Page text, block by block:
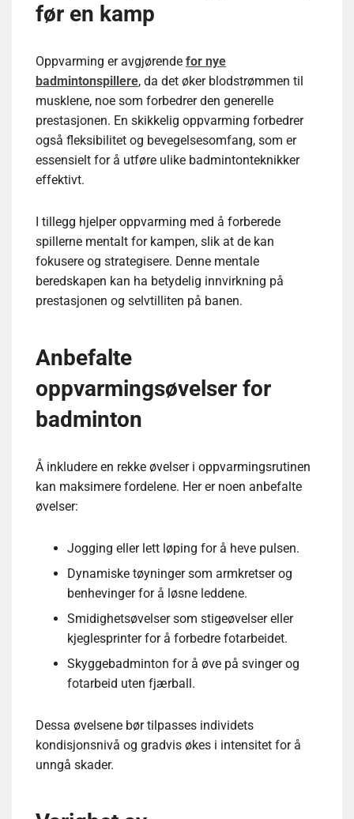
før en kamp
Oppvarming er avgjørende for nye
badmintonspillere, da det øker blodstrømmen til
musklene, noe som forbedrer den generelle
prestasjonen. En skikkelig oppvarming forbedrer
også fleksibilitet og bevegelsesomfang, som er
essensielt for å utføre ulike badmintonteknikker
effektivt.
I tillegg hjelper oppvarming med å forberede
spillerne mentalt for kampen, slik at de kan
fokusere og strategisere. Denne mentale
beredskapen kan ha betydelig innvirkning på
prestasjonen og selvtilliten på banen.
Anbefalte
oppvarmingsøvelser for
badminton
Å inkludere en rekke øvelser i oppvarmingsrutinen
kan maksimere fordelene. Her er noen anbefalte
øvelser:
Jogging eller lett løping for å heve pulsen.
Dynamiske tøyninger som armkretser og
benhevinger for å løsne leddene.
Smidighetsøvelser som stigeøvelser eller
kjeglesprinter for å forbedre fotarbeidet.
Skyggebadminton for å øve på svinger og
fotarbeid uten fjærball.
Dessa øvelsene bør tilpasses individets
kondisjonsnivå og gradvis økes i intensitet for å
unngå skader.